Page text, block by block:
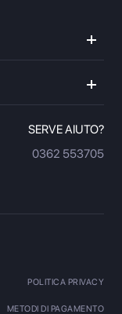
SERVE AIUTO?
0362 553705
POLITICA PRIVACY
METODI DI PAGAMENTO